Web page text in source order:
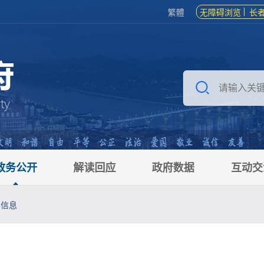
繁體 无障碍浏览 长
务公开 解读回应 政府数据 互动
息